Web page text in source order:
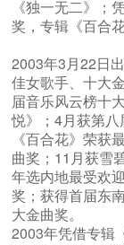
《独一无二》；
奖，专辑《百合
2003年3月22日
佳女歌手、十大
届音乐风云榜十
悦》；4月获第八
《百合花》荣获
曲奖；11月获雪
年选内地最受欢
奖；获得首届东
大金曲奖。
2003年凭借专辑